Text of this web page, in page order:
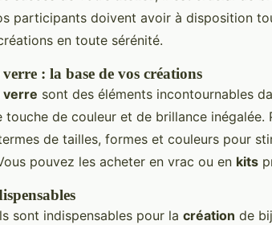
participants doivent avoir à disposition
en toute sérénité.
verre : la base de vos créations
verre sont des éléments incontournables
touche de couleur et de brillance inégalée.
de tailles, formes et couleurs pour
pouvez les acheter en vrac ou en kits
sont indispensables pour la création de